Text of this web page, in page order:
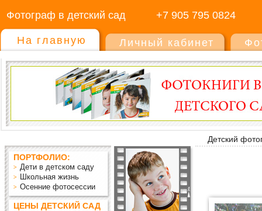
Фотограф в детский сад +7 905 795 0824
На главную Личный кабинет
Детский
ПОРТФОЛИО:
Дети в детском саду
Школьная жизнь
Осенние фотосессии
ЦЕНЫ ДЕТСКИЙ САД